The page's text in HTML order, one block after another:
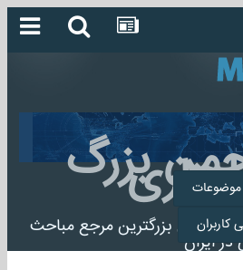
بزرگ
میلیتاری بزرگترین مرجع مباحث
ایران
موضوعات
کاربران